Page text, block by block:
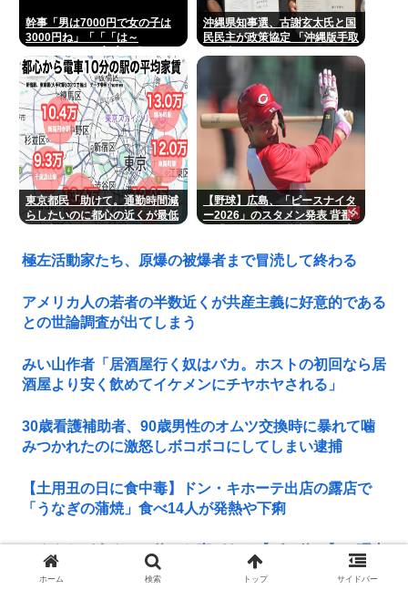
幹事「男は7000円で女の子は
3000円ね」「「「は～
ょっと待てよ」
沖縄県知事選、古謝玄太氏と国
民民主が政策協定 「沖縄版手取
東京都民「助けて。通勤時間減
らしたいのに都心の近くが最低
【野球】広島、「ピースナイタ
ー2026」のスタメン発表 背番
極左活動家たち、原爆の被爆者まで冒涜して終わる
アメリカ人の若者の半数近くが共産主義に好意的である
との世論調査が出てしまう
みい山作者「居酒屋行く奴はバカ。ホストの初回なら居
酒屋より安く飲めてイケメンにチヤホヤされる」
30歳看護補助者、90歳男性のオムツ交換時に暴れて噛
みつかれたのに激怒しボコボコにしてしまい逮捕
【土用丑の日に食中毒】ドン・キホーテ出店の露店で
「うなぎの蒲焼」食べ14人が発熱や下痢
おまえらが今までに使った事がある【ズル休み】の理由
ホーム 検索 トップ サイドバー